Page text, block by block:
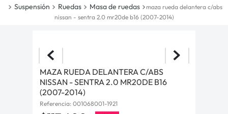
Suspensión Ruedas Masa de ruedas
maza rueda delantera c/abs
nissan - sentra 2.0 mr20de b16 (2007-2014)
MAZA RUEDA DELANTERA C/ABS
NISSAN - SENTRA 2.0 MR20DE B16
(2007-2014)
Referencia: 001068001-1921